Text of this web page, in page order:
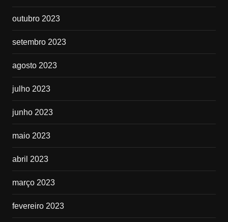
outubro 2023
setembro 2023
agosto 2023
julho 2023
junho 2023
maio 2023
abril 2023
março 2023
fevereiro 2023